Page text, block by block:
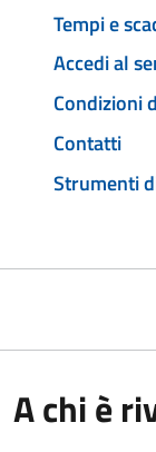
Tempi e
Accedi al
Condizioni
Contatti
Strumenti
A chi è